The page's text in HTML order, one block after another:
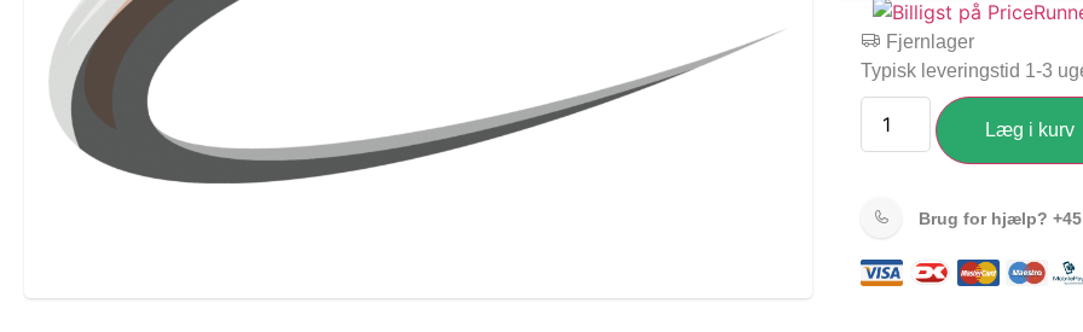
Fjernlager
Typisk leveringstid 1-3
Læg i kurv
Brug for hjælp?